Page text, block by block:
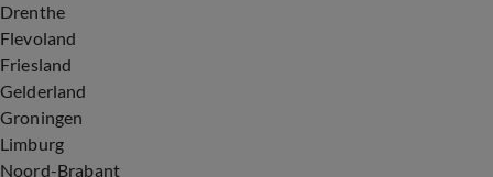
Drenthe
Flevoland
Friesland
Gelderland
Groningen
Limburg
Noord-Brabant